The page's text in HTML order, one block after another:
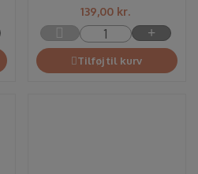
139,00 kr.
Tilføj til kurv